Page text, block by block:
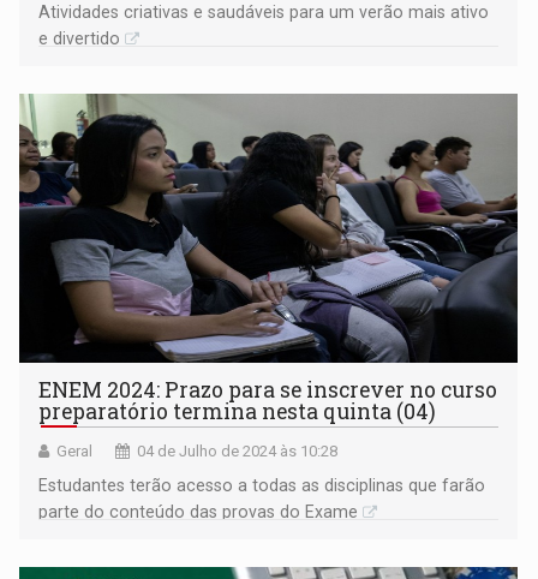
Atividades criativas e saudáveis para um verão mais ativo
e divertido
ENEM 2024: Prazo para se inscrever no curso
preparatório termina nesta quinta (04)
Geral 04 de Julho de 2024 às 10:28
Estudantes terão acesso a todas as disciplinas que farão
parte do conteúdo das provas do Exame